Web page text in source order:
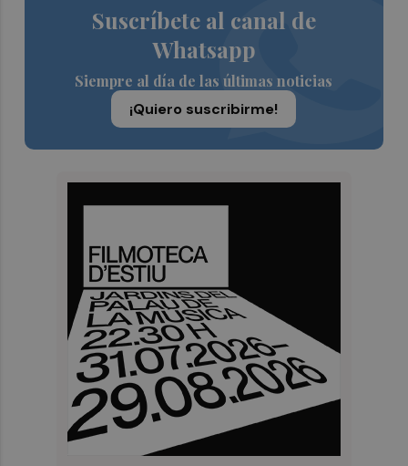
Suscríbete al canal de
Whatsapp
Siempre al día de las últimas noticias
¡Quiero suscribirme!